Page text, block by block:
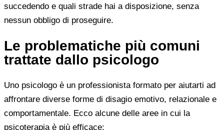
succedendo e quali strade hai a disposizione, senza
nessun obbligo di proseguire.
Le problematiche più comuni
trattate dallo psicologo
Uno psicologo è un professionista formato per aiutarti ad
affrontare diverse forme di disagio emotivo, relazionale e
comportamentale. Ecco alcune delle aree in cui la
psicoterapia è più efficace: